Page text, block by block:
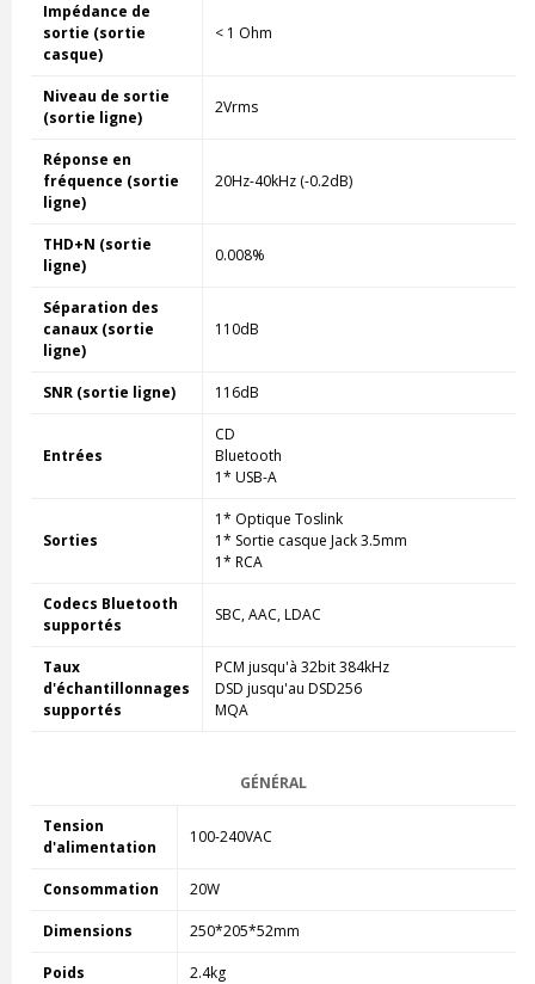
Impédance de
sortie (sortie
casque)
< 1 Ohm
Niveau de sortie
(sortie ligne)
2Vrms
Réponse en
fréquence (sortie
ligne)
20Hz-40kHz (-0.2dB)
THD+N (sortie
ligne)
0.008%
Séparation des
canaux (sortie
ligne)
110dB
SNR (sortie ligne) 116dB
Entrées
CD
Bluetooth
1* USB-A
Sorties
1* Optique Toslink
1* Sortie casque Jack 3.5mm
1* RCA
Codecs Bluetooth
supportés
SBC, AAC, LDAC
Taux
d'échantillonnages
supportés
PCM jusqu'à 32bit 384kHz
DSD jusqu'au DSD256
MQA
GÉNÉRAL
Tension
d'alimentation
100-240VAC
Consommation 20W
Dimensions 250*205*52mm
Poids 2.4kg